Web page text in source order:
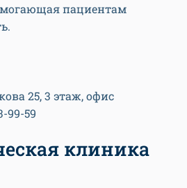
пациентам
25, 3 этаж, офис
99-59
клиника